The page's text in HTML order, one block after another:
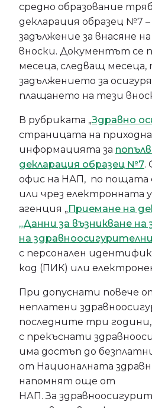
средно образование
декларация образец №7 –
задължение за внасяне
вноски. Документът се
месеца, следващ месеца,
задължението за
плащането на тези
В рубриката „Здравно
страницата на
информацията за
декларация образец №7.
офис на НАП, по пощата
или чрез електронната
агенция „Приемане на
„Данни за възникване на
на
с персонален
код (ПИК) или
При допуснати повече
неплатени
последните три
с прекъснати
има достъп до
от Националната
напомнят още от
НАП. За